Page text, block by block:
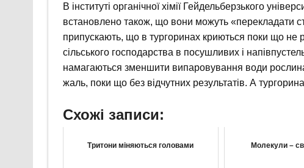
В інституті органічної хімії Гейдельберзького
встановлено також, що вони можуть «перекладати
припускають, що в тургоринах криються поки що не
сільського господарства в посушливих і
намагаються зменшити випаровування води
жаль, поки що без відчутних результатів. А
Схожі записи:
Тритони міняються головами Молекули –